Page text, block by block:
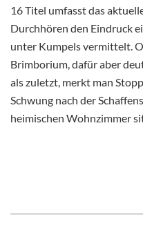
16 Titel umfasst das
Durchhören den Eindruck
unter Kumpels vermittelt.
Brimborium, dafür aber
als zuletzt, merkt man
Schwung nach der
heimischen Wohnzimmer